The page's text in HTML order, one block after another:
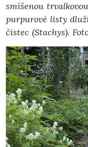
smíšenou
purpurové listy
čistec (Stachys).